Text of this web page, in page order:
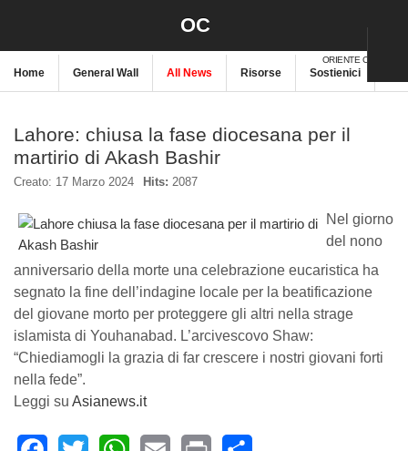
OC
ORIENTE CRISTIANO
Home General Wall All News Risorse Sostienici
Lahore: chiusa la fase diocesana per il
martirio di Akash Bashir
Creato: 17 Marzo 2024 Hits: 2087
Nel giorno
del nono
anniversario della morte una celebrazione eucaristica ha
segnato la fine dell’indagine locale per la beatificazione
del giovane morto per proteggere gli altri nella strage
islamista di Youhanabad. L’arcivescovo Shaw:
“Chiediamogli la grazia di far crescere i nostri giovani forti
nella fede”.
Leggi su Asianews.it